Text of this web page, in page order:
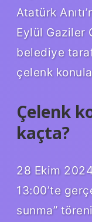
Atatürk
Eylül Gaziler
belediye
çelenk
Çelenk
kaçta?
28 Ekim
13:00’te
sunma”